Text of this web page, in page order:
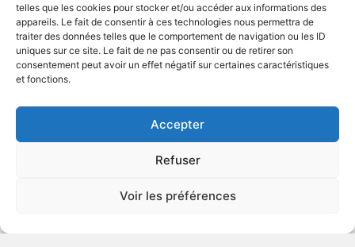
telles que les cookies pour stocker et/ou accéder aux informations des
appareils. Le fait de consentir à ces technologies nous permettra de
traiter des données telles que le comportement de navigation ou les ID
uniques sur ce site. Le fait de ne pas consentir ou de retirer son
consentement peut avoir un effet négatif sur certaines caractéristiques
et fonctions.
Accepter
Refuser
Voir les préférences
Plan du site
Accès à l'information
Politique de confidentialité